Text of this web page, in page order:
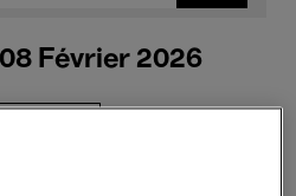
Février 2026